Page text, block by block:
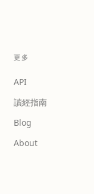
更多
API
讀經指南
Blog
About